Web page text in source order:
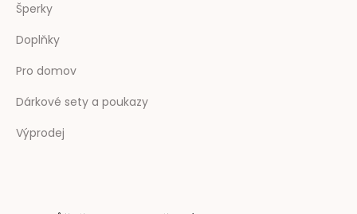
Šperky
Doplňky
Pro domov
Dárkové sety a poukazy
Výprodej